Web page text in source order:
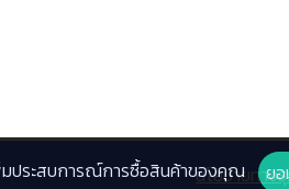
นโยบายทาง
พิ่มประสบการณ์การซื้อสินค้าของคุณ ย